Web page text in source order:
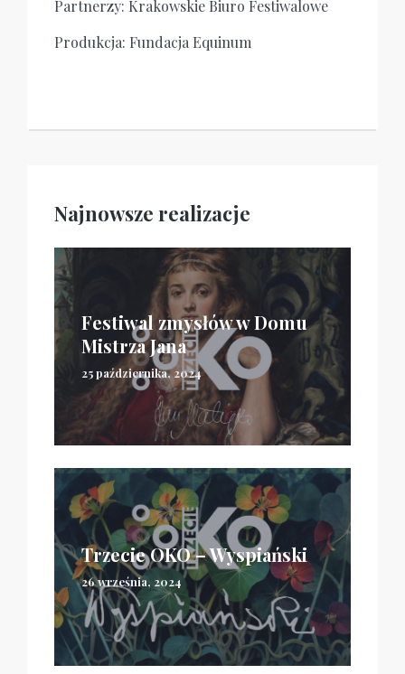
Partnerzy: Krakowskie Biuro Festiwalowe
Produkcja: Fundacja Equinum
Najnowsze realizacje
Festiwal zmysłów w Domu
Mistrza Jana
25 października, 2024
Trzecie OKO – Wyspiański
26 września, 2024